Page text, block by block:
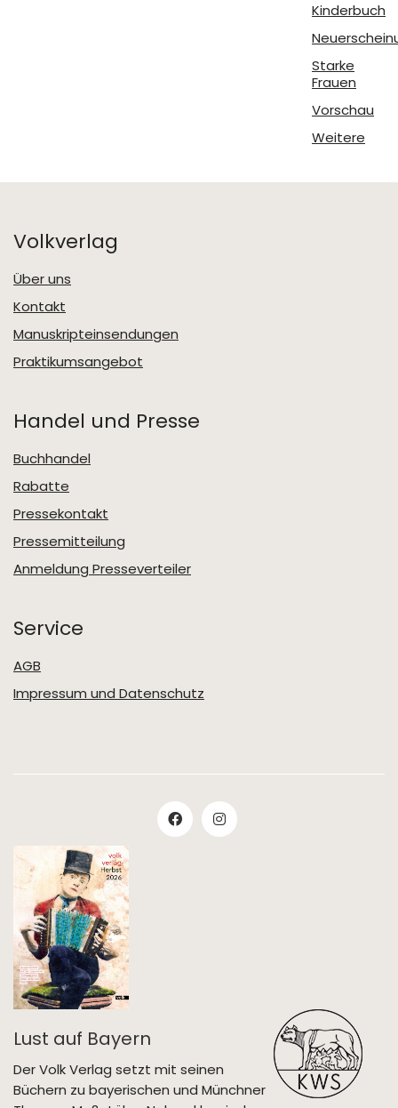
Kinderbuch
Starke
Frauen
Vorschau
Weitere
Volkverlag
Über uns
Kontakt
Manuskripteinsendungen
Praktikumsangebot
Handel und Presse
Buchhandel
Rabatte
Pressekontakt
Pressemitteilung
Anmeldung Presseverteiler
Service
AGB
Impressum und Datenschutz
Lust auf Bayern
Der Volk Verlag setzt mit seinen
Büchern zu bayerischen und Münchner